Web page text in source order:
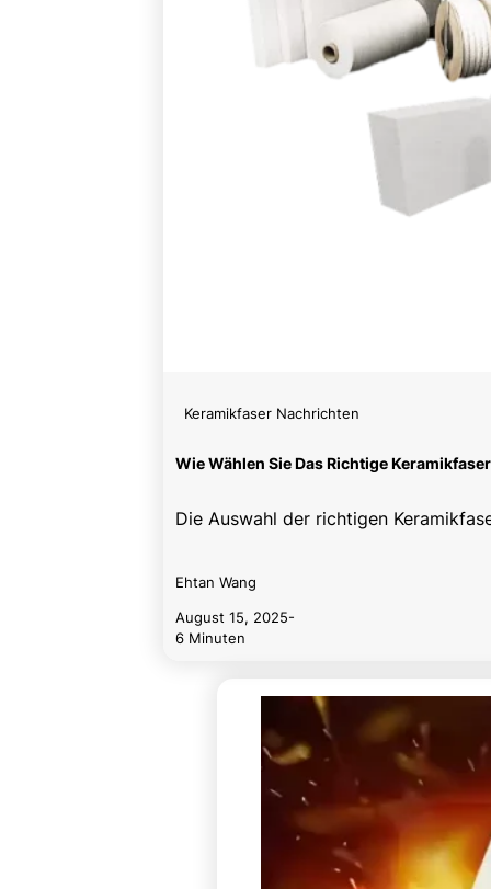
Keramikfaser Nachrichten
Wie Wählen Sie Das Richtige
Die Auswahl der richtigen
Ehtan Wang
August 15, 2025-
6 Minuten